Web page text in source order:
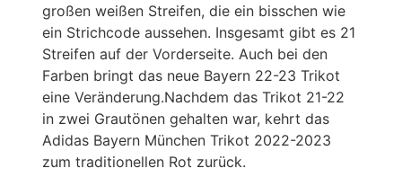
großen weißen Streifen, die ein bisschen wie
ein Strichcode aussehen. Insgesamt gibt es 21
Streifen auf der Vorderseite. Auch bei den
Farben bringt das neue Bayern 22-23 Trikot
eine Veränderung.Nachdem das Trikot 21-22
in zwei Grautönen gehalten war, kehrt das
Adidas Bayern München Trikot 2022-2023
zum traditionellen Rot zurück.